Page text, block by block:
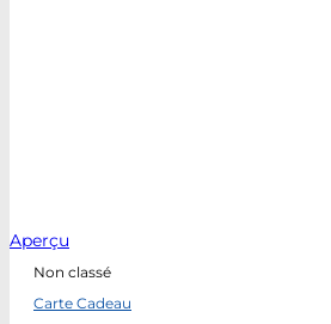
Aperçu
Non classé
Carte Cadeau